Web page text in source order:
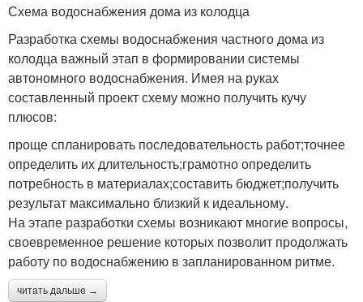
Схема водоснабжения дома из колодца
Разработка схемы водоснабжения частного дома из
колодца важный этап в формировании системы
автономного водоснабжения. Имея на руках
составленный проект схему можно получить кучу
плюсов:
проще спланировать последовательность работ;точнее
определить их длительность;грамотно определить
потребность в материалах;составить бюджет;получить
результат максимально близкий к идеальному.
На этапе разработки схемы возникают многие вопросы,
своевременное решение которых позволит продолжать
работу по водоснабжению в запланированном ритме.
читать дальше →